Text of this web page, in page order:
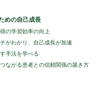
めの自己成長
の学習効率の向上
がわかり、自己成長が加速
手法を学べる
ながる患者との信頼関係の築き方